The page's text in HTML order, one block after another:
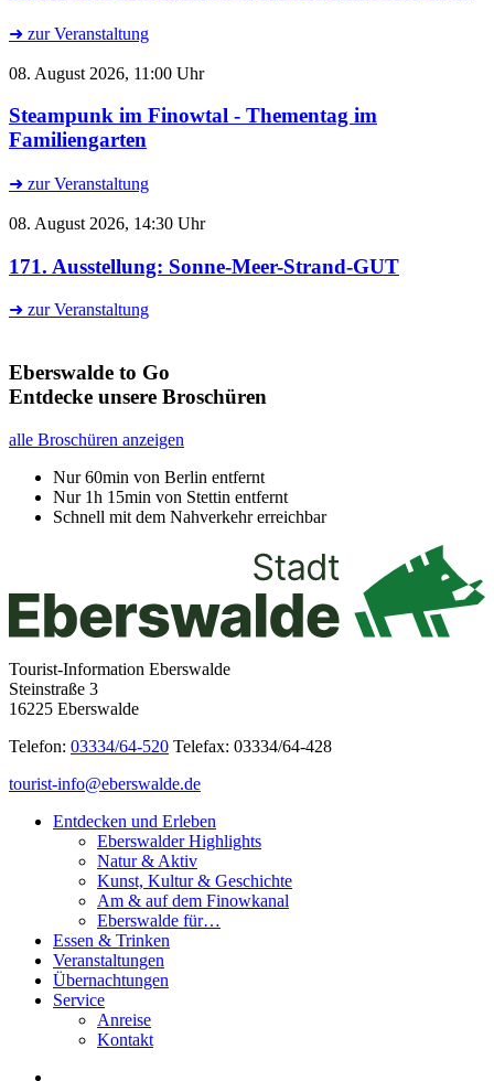
➜ zur Veranstaltung
08. August 2026, 11:00 Uhr
Steampunk im Finowtal - Thementag im
Familiengarten
➜ zur Veranstaltung
08. August 2026, 14:30 Uhr
171. Ausstellung: Sonne-Meer-Strand-GUT
➜ zur Veranstaltung
Eberswalde to Go
Entdecke unsere Broschüren
alle Broschüren anzeigen
Nur 60min von Berlin entfernt
Nur 1h 15min von Stettin entfernt
Schnell mit dem Nahverkehr erreichbar
Tourist-Information Eberswalde
Steinstraße 3
16225 Eberswalde
Telefon: 03334/64-520 Telefax: 03334/64-428
tourist-info@eberswalde.de
Entdecken und Erleben
Eberswalder Highlights
Natur & Aktiv
Kunst, Kultur & Geschichte
Am & auf dem Finowkanal
Eberswalde für…
Essen & Trinken
Veranstaltungen
Übernachtungen
Service
Anreise
Kontakt